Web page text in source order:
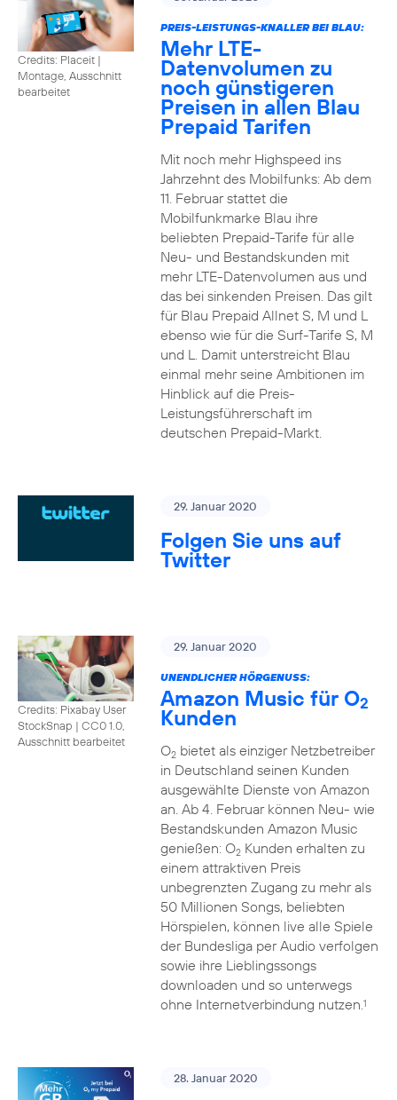
Credits: Placeit |
Montage, Ausschnitt
bearbeitet
PREIS-LEISTUNGS-KNALLER BEI BLAU:
Mehr LTE-
Datenvolumen zu
noch günstigeren
Preisen in allen Blau
Prepaid Tarifen
Mit noch mehr Highspeed ins
Jahrzehnt des Mobilfunks: Ab dem
11. Februar stattet die
Mobilfunkmarke Blau ihre
beliebten Prepaid-Tarife für alle
Neu- und Bestandskunden mit
mehr LTE-Datenvolumen aus und
das bei sinkenden Preisen. Das gilt
für Blau Prepaid Allnet S, M und L
ebenso wie für die Surf-Tarife S, M
und L. Damit unterstreicht Blau
einmal mehr seine Ambitionen im
Hinblick auf die Preis-
Leistungsführerschaft im
deutschen Prepaid-Markt.
29. Januar 2020
Folgen Sie uns auf
Twitter
Credits: Pixabay User
StockSnap | CC0 1.0,
Ausschnitt bearbeitet
29. Januar 2020
UNENDLICHER HÖRGENUSS:
Amazon Music für O2
Kunden
O2bietet als einziger Netzbetreiber
in Deutschland seinen Kunden
ausgewählte Dienste von Amazon
an. Ab 4. Februar können Neu- wie
Bestandskunden Amazon Music
genießen: O2Kunden erhalten zu
einem attraktiven Preis
unbegrenzten Zugang zu mehr als
50 Millionen Songs, beliebten
Hörspielen, können live alle Spiele
der Bundesliga per Audio verfolgen
sowie ihre Lieblingssongs
downloaden und so unterwegs
ohne Internetverbindung nutzen.1
28. Januar 2020